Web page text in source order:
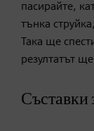
пасирайте,
тънка
Така ще
резултатът
Съставки